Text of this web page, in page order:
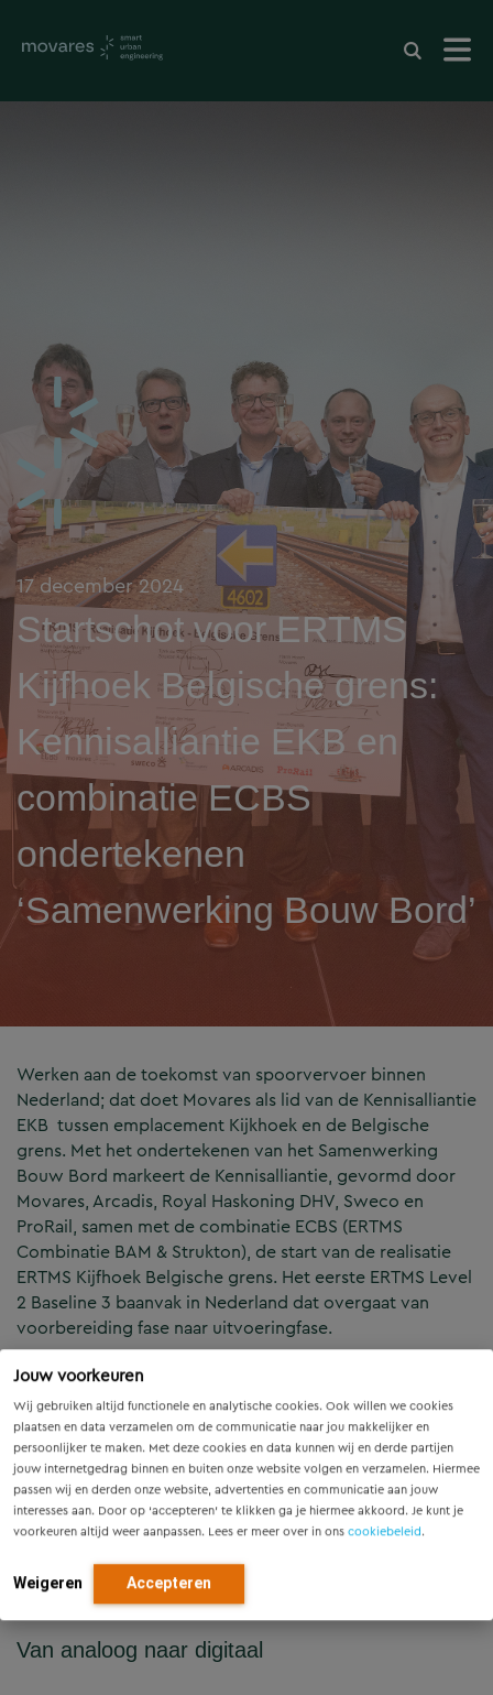
Jouw voorkeuren
Wij gebruiken altijd functionele en analytische cookies. Ook willen we cookies
plaatsen en data verzamelen om de communicatie naar jou makkelijker en
persoonlijker te maken. Met deze cookies en data kunnen wij en derde partijen
jouw internetgedrag binnen en buiten onze website volgen en verzamelen. Hiermee
passen wij en derden onze website, advertenties en communicatie aan jouw
interesses aan. Door op ‘accepteren’ te klikken ga je hiermee akkoord. Je kunt je
voorkeuren altijd weer aanpassen. Lees er meer over in ons cookiebeleid.
Weigeren Accepteren
17 december 2024
Startschot voor ERTMS
Kijfhoek Belgische grens:
Kennisalliantie EKB en
combinatie ECBS
ondertekenen
‘Samenwerking Bouw Bord’
Werken aan de toekomst van spoorvervoer binnen
Nederland; dat doet Movares als lid van de Kennisalliantie
EKB tussen emplacement Kijkhoek en de Belgische
grens. Met het ondertekenen van het Samenwerking
Bouw Bord markeert de Kennisalliantie, gevormd door
Movares, Arcadis, Royal Haskoning DHV, Sweco en
ProRail, samen met de combinatie ECBS (ERTMS
Combinatie BAM & Strukton), de start van de realisatie
ERTMS Kijfhoek Belgische grens. Het eerste ERTMS Level
2 Baseline 3 baanvak in Nederland dat overgaat van
voorbereiding fase naar uitvoeringfase.
Jack Raats
Consultant Beveiligingsinstallaties
jack.raats@movares.nl
Van analoog naar digitaal